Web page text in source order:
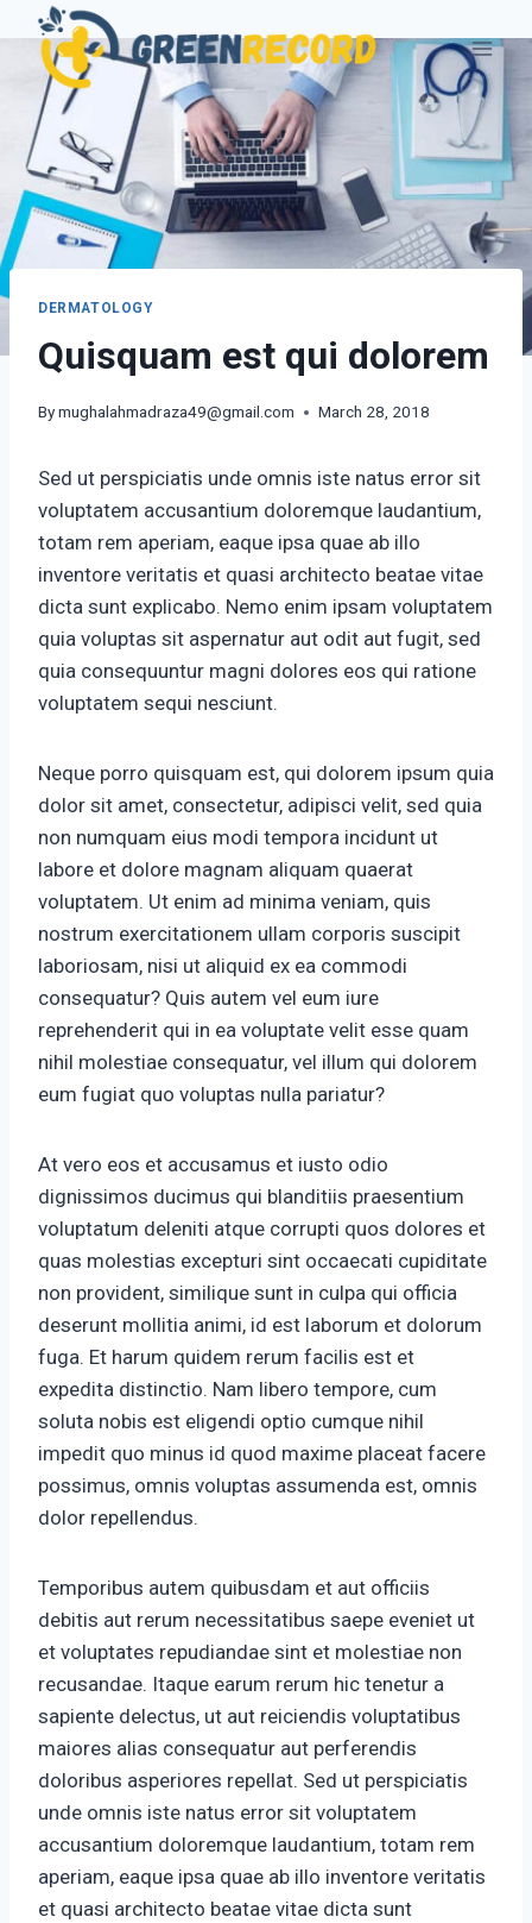
content
DERMATOLOGY
Quisquam est qui dolorem
Bymughalahmadraza49@gmail.com March 28, 2018
Sed ut perspiciatis unde omnis iste natus error sit
voluptatem accusantium doloremque laudantium,
totam rem aperiam, eaque ipsa quae ab illo
inventore veritatis et quasi architecto beatae vitae
dicta sunt explicabo. Nemo enim ipsam voluptatem
quia voluptas sit aspernatur aut odit aut fugit, sed
quia consequuntur magni dolores eos qui ratione
voluptatem sequi nesciunt.
Neque porro quisquam est, qui dolorem ipsum quia
dolor sit amet, consectetur, adipisci velit, sed quia
non numquam eius modi tempora incidunt ut
labore et dolore magnam aliquam quaerat
voluptatem. Ut enim ad minima veniam, quis
nostrum exercitationem ullam corporis suscipit
laboriosam, nisi ut aliquid ex ea commodi
consequatur? Quis autem vel eum iure
reprehenderit qui in ea voluptate velit esse quam
nihil molestiae consequatur, vel illum qui dolorem
eum fugiat quo voluptas nulla pariatur?
At vero eos et accusamus et iusto odio
dignissimos ducimus qui blanditiis praesentium
voluptatum deleniti atque corrupti quos dolores et
quas molestias excepturi sint occaecati cupiditate
non provident, similique sunt in culpa qui officia
deserunt mollitia animi, id est laborum et dolorum
fuga. Et harum quidem rerum facilis est et
expedita distinctio. Nam libero tempore, cum
soluta nobis est eligendi optio cumque nihil
impedit quo minus id quod maxime placeat facere
possimus, omnis voluptas assumenda est, omnis
dolor repellendus.
Temporibus autem quibusdam et aut officiis
debitis aut rerum necessitatibus saepe eveniet ut
et voluptates repudiandae sint et molestiae non
recusandae. Itaque earum rerum hic tenetur a
sapiente delectus, ut aut reiciendis voluptatibus
maiores alias consequatur aut perferendis
doloribus asperiores repellat. Sed ut perspiciatis
unde omnis iste natus error sit voluptatem
accusantium doloremque laudantium, totam rem
aperiam, eaque ipsa quae ab illo inventore veritatis
et quasi architecto beatae vitae dicta sunt